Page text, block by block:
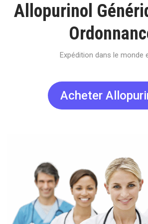
Allopurinol
Expédition dans le monde
Acheter